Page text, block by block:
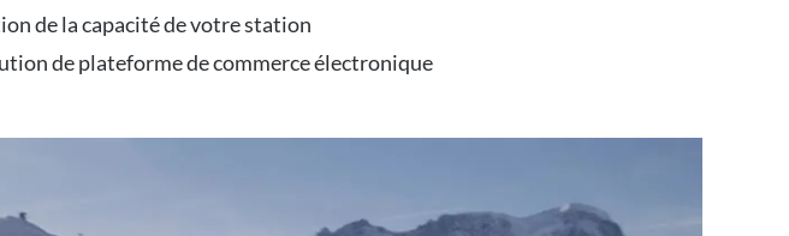
de la capacité de votre station
de plateforme de commerce électronique